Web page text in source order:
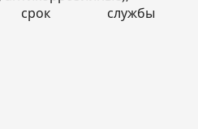
срок службы